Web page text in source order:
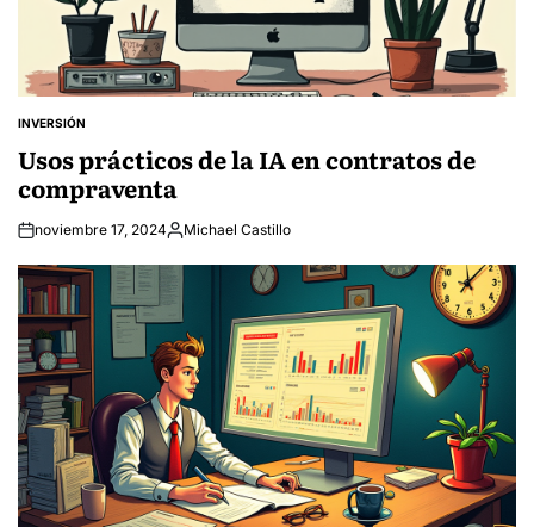
POSTED
INVERSIÓN
Usos prácticos de la IA en contratos de
compraventa
noviembre 17, 2024Posted
Michael Castillo